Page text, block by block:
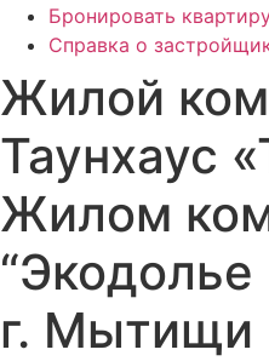
Бронировать
Справка о
Жилой
Таунхаус
Жилом
г. Мытищи